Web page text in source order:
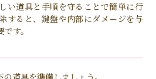
い道具と手順を守ることで簡単に行
すると、鍵盤や内部にダメージを与
す。
道具を準備しましょう。